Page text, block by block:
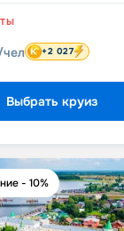
+2 027
Выбрать круиз
- 10%